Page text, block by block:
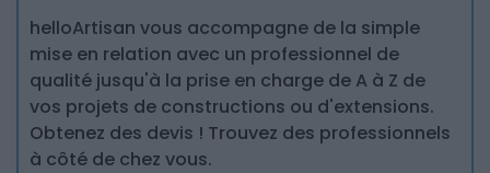
helloArtisan vous accompagne de la simple
mise en relation avec un professionnel de
qualité jusqu'à la prise en charge de A à Z de
vos projets de constructions ou d'extensions.
Obtenez des devis ! Trouvez des professionnels
à côté de chez vous.